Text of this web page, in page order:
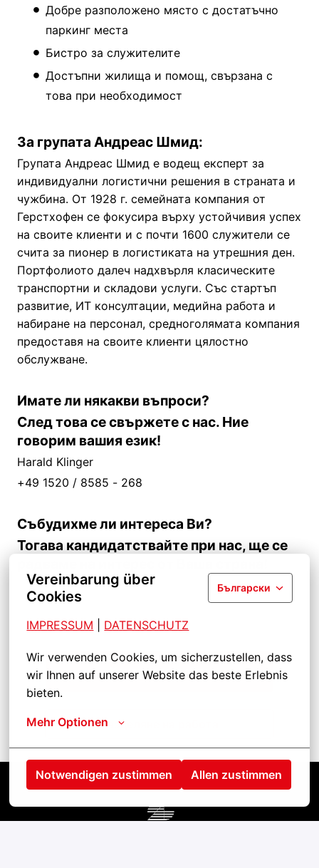
Vereinbarung über
Cookies
Български
IMPRESSUM DATENSCHUTZ
Wir verwenden Cookies, um sicherzustellen, dass
wir Ihnen auf unserer Website das beste Erlebnis
bieten.
Mehr Optionen
Notwendigen zustimmen Allen zustimmen
Добре разположено място с достатъчно
паркинг места
Бистро за служителите
Достъпни жилища и помощ, свързана с
това при необходимост
За групата Андреас Шмид:
Групата Андреас Шмид е водещ експерт за
индивидуални логистични решения в страната и
чужбина. От 1928 г. семейната компания от
Герстхофен се фокусира върху устойчивия успех
на своите клиенти и с почти 1600 служители се
счита за пионер в логистиката на утрешния ден.
Портфолиото далеч надхвърля класическите
транспортни и складови услуги. Със стартъп
развитие, ИТ консултации, медийна работа и
набиране на персонал, средноголямата компания
предоставя на своите клиенти цялостно
обслужване.
Имате ли някакви въпроси?
След това се свържете с нас. Ние
говорим вашия език!
Harald Klinger
+49 1520 / 8585 - 268
Събудихме ли интереса Ви?
Тогава кандидатствайте при нас, ще се
Кандидатствайте
Разделяне на работа